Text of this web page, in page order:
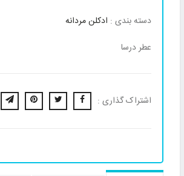
دسته بندی : ادکلن مردانه
عطر درسا
اشتراک گذاری :